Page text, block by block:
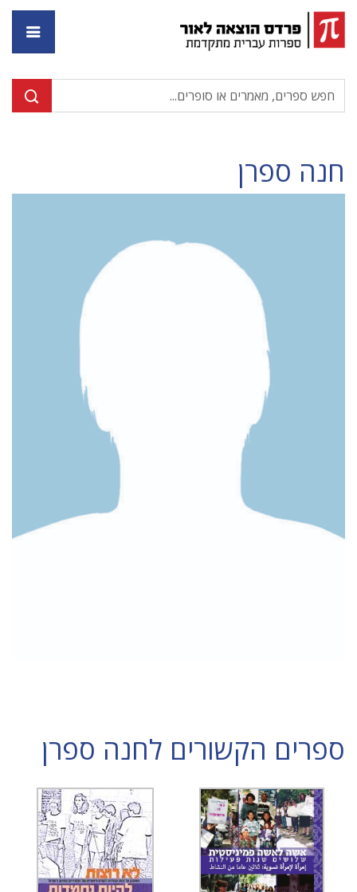
חנה ספרן
ספרים הקשורים לחנה ספרן